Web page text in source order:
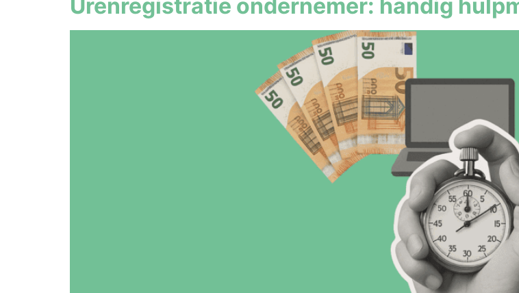
Urenregistratie ondernemer: handig